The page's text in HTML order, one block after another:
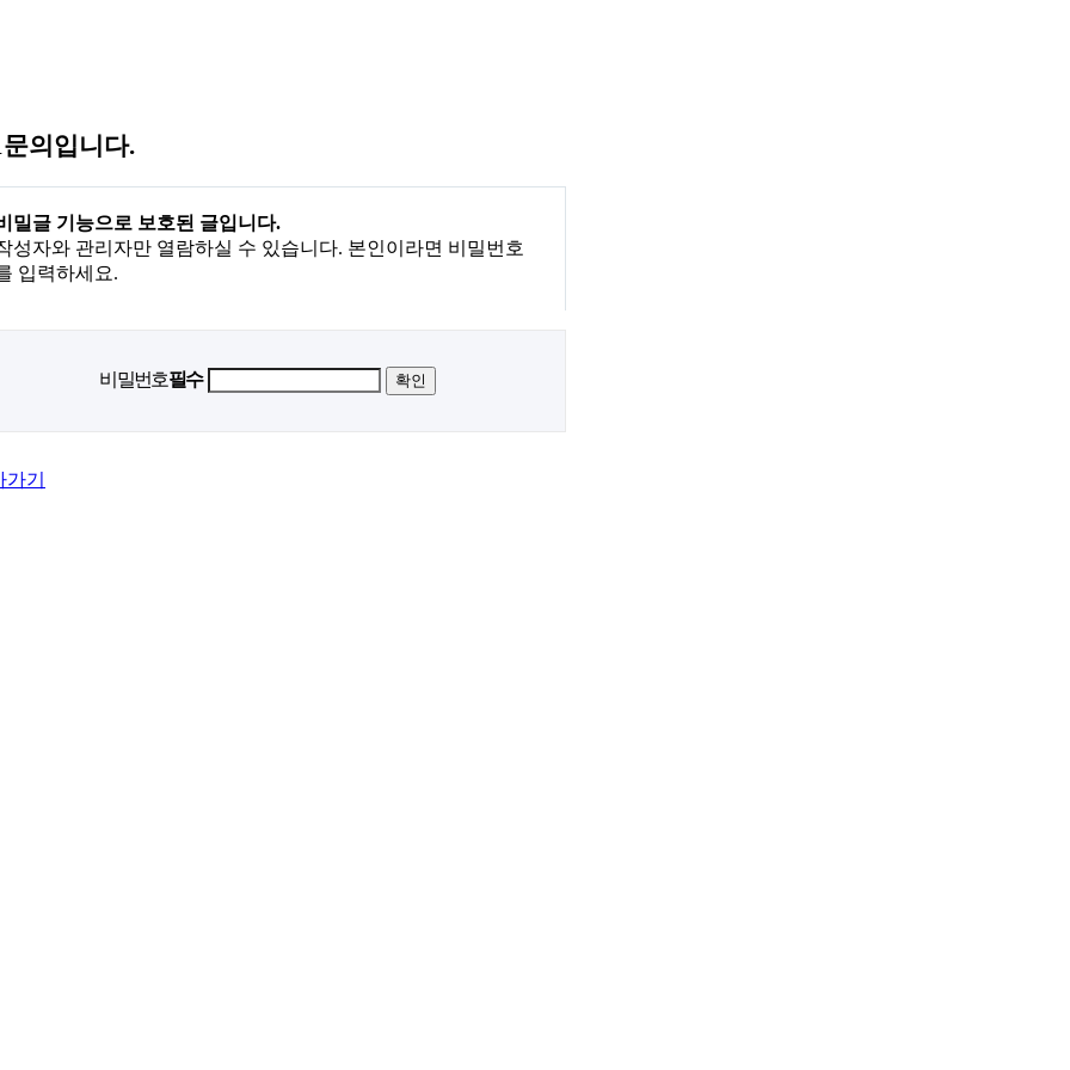
의입니다.
밀글 기능으로 보호된 글입니다.
성자와 관리자만 열람하실 수 있습니다. 본인이라면 비밀번호
입력하세요.
비밀번호필수
기